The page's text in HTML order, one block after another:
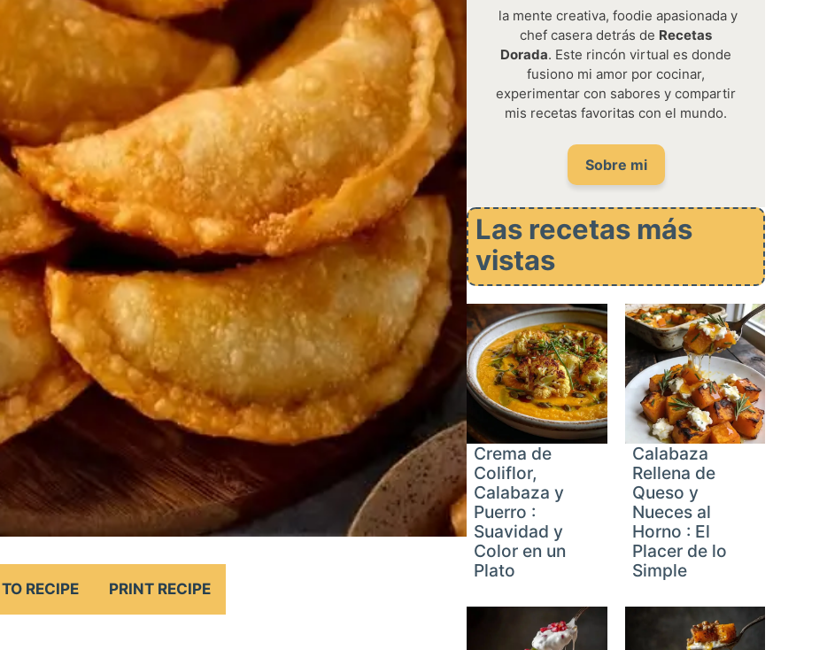
RECIPE PRINT RECIPE
la mente creativa, foodie apasionada y
chef casera detrás de Recetas
Dorada. Este rincón virtual es donde
fusiono mi amor por cocinar,
experimentar con sabores y compartir
mis recetas favoritas con el mundo.
Sobre mi
Las recetas más
vistas
Crema de
Coliflor,
Calabaza y
Puerro :
Suavidad y
Color en un
Plato
Calabaza
Rellena de
Queso y
Nueces al
Horno : El
Placer de lo
Simple